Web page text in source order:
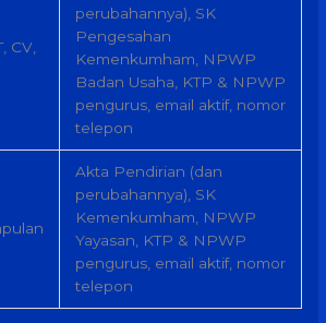
CV,
perubahannya), SK
Pengesahan
Kemenkumham, NPWP
Badan Usaha, KTP & NPWP
pengurus, email aktif, nomor
telepon
Akta Pendirian (dan
perubahannya), SK
Kemenkumham, NPWP
Yayasan, KTP & NPWP
pengurus, email aktif, nomor
telepon